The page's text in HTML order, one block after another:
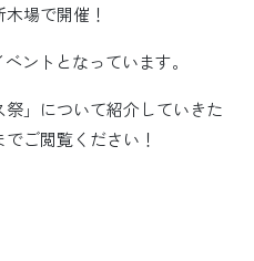
場で開催！
ントとなっています。
」について紹介していきた
ご閲覧ください！